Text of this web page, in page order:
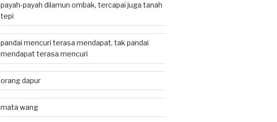
payah-payah dilamun ombak, tercapai juga tanah
tepi
pandai mencuri terasa mendapat, tak pandai
mendapat terasa mencuri
orang dapur
mata wang